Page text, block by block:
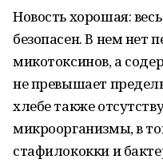
Новость хорошая:
безопасен. В нем нет
микотоксинов, а
не превышает
хлебе также
микроорганизмы, в
стафилококки и